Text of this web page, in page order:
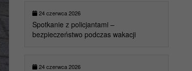
24 czerwca 2026
Spotkanie z policjantami –
bezpieczeństwo podczas wakacji
24 czerwca 2026